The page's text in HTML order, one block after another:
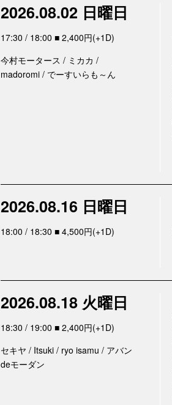
2026.08.02 日曜日
17:30 / 18:00 ■ 2,400円(+1D)
今村モータース / ミカカ /
madoromi / でーすいらも～ん
2026.08.16 日曜日
18:00 / 18:30 ■ 4,500円(+1D)
2026.08.18 火曜日
18:30 / 19:00 ■ 2,400円(+1D)
セキヤ / Itsuki / ryo isamu / アバン
deモーダン